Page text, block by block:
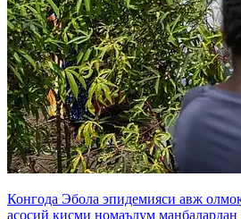
Конгода Эбола эпидемияси авж
асосий қисми номаълум манбалардан